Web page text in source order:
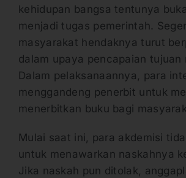
kehidupan bangsa tentunya
menjadi tugas pemerintah.
masyarakat hendaknya turut
dalam upaya pencapaian tujuan
Dalam pelaksanaannya, para
menggandeng penerbit untuk
menerbitkan buku bagi
Mulai saat ini, para akdemisi
untuk menawarkan naskahnya
Jika naskah pun ditolak,